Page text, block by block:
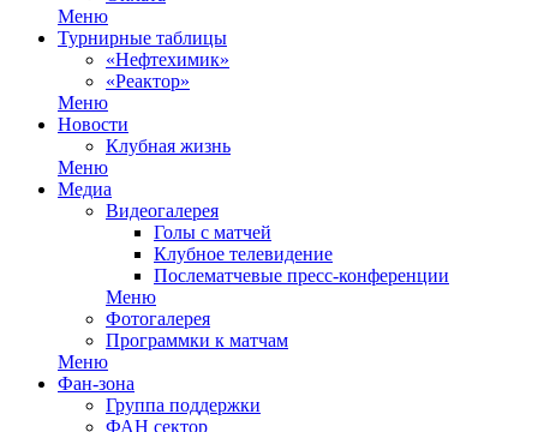
Меню
Турнирные таблицы
«Нефтехимик»
«Реактор»
Меню
Новости
Клубная жизнь
Меню
Медиа
Видеогалерея
Голы с матчей
Клубное телевидение
Послематчевые пресс-конференции
Меню
Фотогалерея
Программки к матчам
Меню
Фан-зона
Группа поддержки
ФАН сектор